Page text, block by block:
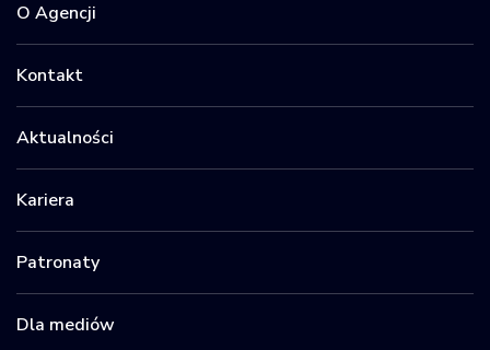
O Agencji
Kontakt
Aktualności
Kariera
Patronaty
Dla mediów